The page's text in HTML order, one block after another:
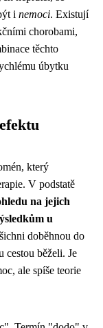
i nemoci. Existují
chorobami,
těchto
úbytku
který
V podstatě
na jejich
u
doběhnou do
cestou běželi. Je
ale spíše teorie